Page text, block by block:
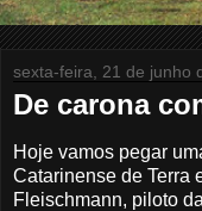
sexta-feira, 21 de junho
De carona
Hoje vamos pegar
Catarinense de Terra
Fleischmann, piloto